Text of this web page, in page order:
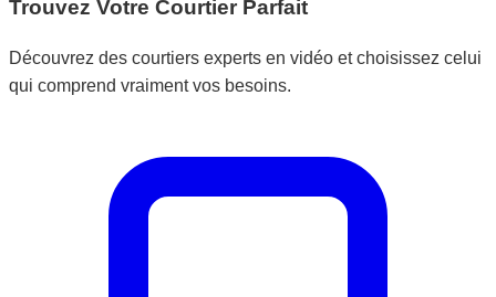
Trouvez Votre Courtier Parfait
Découvrez des courtiers experts en vidéo et choisissez celui
qui comprend vraiment vos besoins.